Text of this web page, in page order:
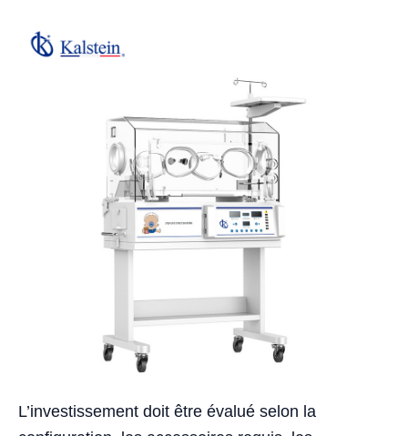
L’investissement doit être évalué selon la